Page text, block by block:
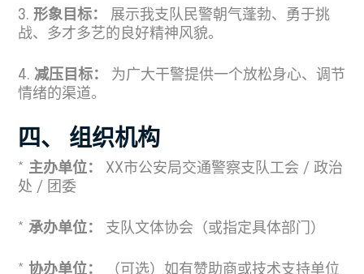
3. 形象目标：
展示我支队民警朝气蓬勃、勇于挑
战、多才多艺的良好精神风貌。
4. 减压目标：
为广大干警提供一个放松身心、调节
情绪的渠道。
四、 组织机构
* 主办单位：
XX市公安局交通警察支队工会 / 政治
处 / 团委
* 承办单位： 支队文体协会（或指定具体部门）
* 协办单位： （可选）如有赞助商或技术支持单位